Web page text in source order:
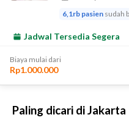
Paling dicari di Jakarta